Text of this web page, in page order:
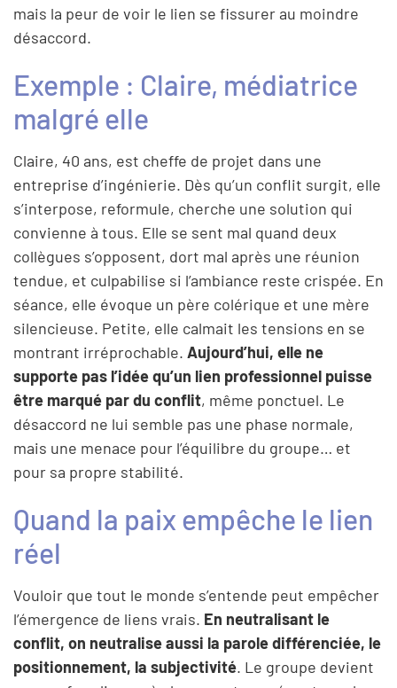
mais la peur de voir le lien se fissurer au moindre
désaccord.
Exemple : Claire, médiatrice
malgré elle
Claire, 40 ans, est cheffe de projet dans une
entreprise d’ingénierie. Dès qu’un conflit surgit, elle
s’interpose, reformule, cherche une solution qui
convienne à tous. Elle se sent mal quand deux
collègues s’opposent, dort mal après une réunion
tendue, et culpabilise si l’ambiance reste crispée. En
séance, elle évoque un père colérique et une mère
silencieuse. Petite, elle calmait les tensions en se
montrant irréprochable. Aujourd’hui, elle ne
supporte pas l’idée qu’un lien professionnel puisse
être marqué par du conflit, même ponctuel. Le
désaccord ne lui semble pas une phase normale,
mais une menace pour l’équilibre du groupe… et
pour sa propre stabilité.
Quand la paix empêche le lien
réel
Vouloir que tout le monde s’entende peut empêcher
l’émergence de liens vrais. En neutralisant le
conflit, on neutralise aussi la parole différenciée, le
positionnement, la subjectivité. Le groupe devient